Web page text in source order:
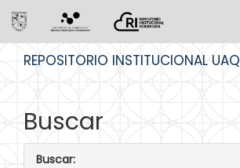
REPOSITORIO INSTITUCIONAL UAQ
Buscar
Buscar: